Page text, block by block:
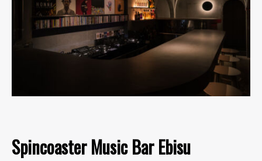
Spincoaster Music Bar Ebisu